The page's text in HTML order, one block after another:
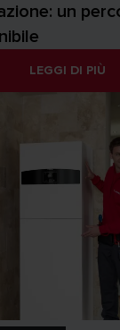
un
LEGGI DI PIÙ